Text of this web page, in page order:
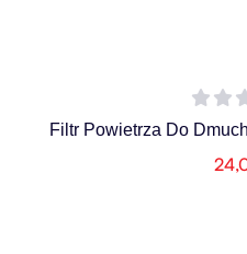
Filtr Powietrza Do